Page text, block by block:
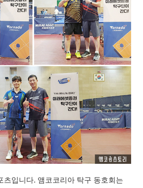
츠입니다. 앰코코리아 탁구 동호회는